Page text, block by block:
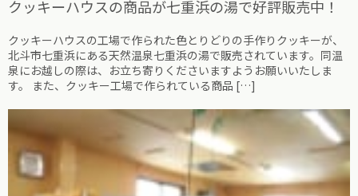
クッキーハウスの商品が七重浜の湯で好評販売中！
クッキーハウスの工場で作られた色とりどりの手作りクッキーが、
北斗市七重浜にある天然温泉七重浜の湯で販売されています。同温
泉にお越しの際は、お立ち寄りくださいますようお願いいたしま
す。 また、クッキー工場で作られている商品 […]